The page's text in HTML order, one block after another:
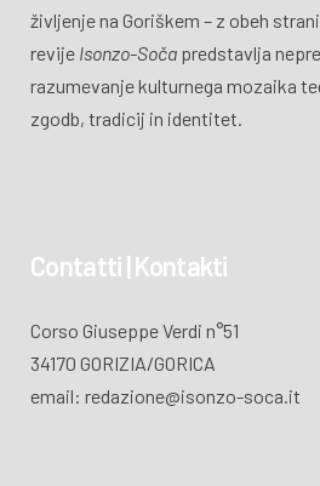
življenje na Goriškem – z obeh
revije Isonzo-Soča predstavlja
razumevanje kulturnega mozaika
zgodb, tradicij in identitet.
Contatti | Kontakti
Corso Giuseppe Verdi n°51
34170 GORIZIA/GORICA
email: redazione@isonzo-soca.it